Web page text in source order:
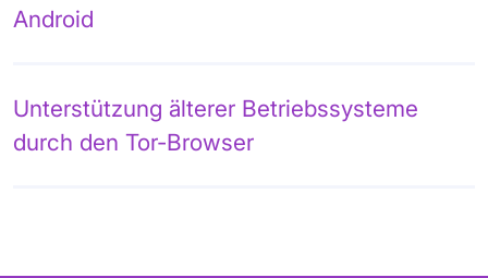
Android
Unterstützung älterer Betriebssysteme
durch den Tor-Browser